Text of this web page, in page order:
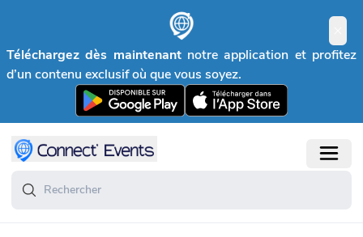
Téléchargez dès maintenant notre application et profitez
d’un contenu exclusif où que vous soyez.